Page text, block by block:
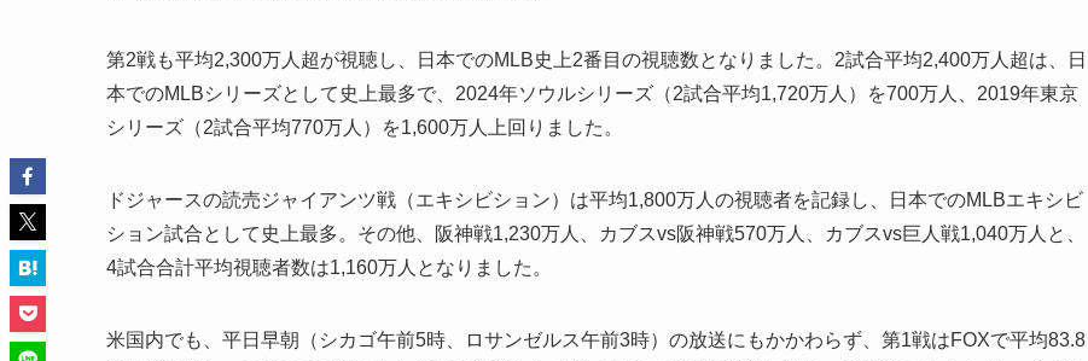
第2戦も平均2,300万人超が視聴し、日本でのMLB史上2番目の視聴数となりました。2試合平均2,400万人超は、日
本でのMLBシリーズとして史上最多で、2024年ソウルシリーズ（2試合平均1,720万人）を700万人、2019年東京
シリーズ（2試合平均770万人）を1,600万人上回りました。
ドジャースの読売ジャイアンツ戦（エキシビション）は平均1,800万人の視聴者を記録し、日本でのMLBエキシビ
ション試合として史上最多。その他、阪神戦1,230万人、カブスvs阪神戦570万人、カブスvs巨人戦1,040万人と、
4試合合計平均視聴者数は1,160万人となりました。
米国内でも、平日早朝（シカゴ午前5時、ロサンゼルス午前3時）の放送にもかかわらず、第1戦はFOXで平均83.8